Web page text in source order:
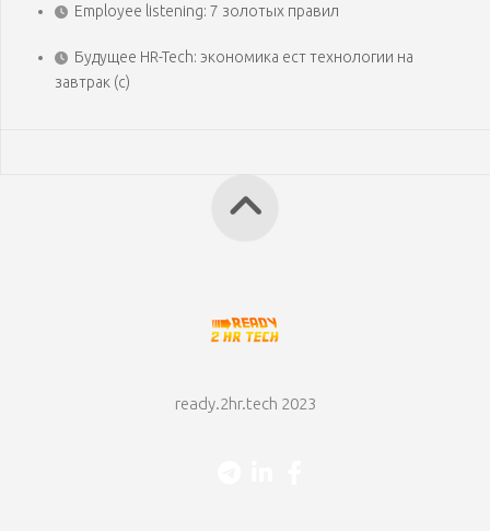
Employee listening: 7 золотых правил
Будущее HR-Tech: экономика ест технологии на
завтрак (с)
ready.2hr.tech 2023